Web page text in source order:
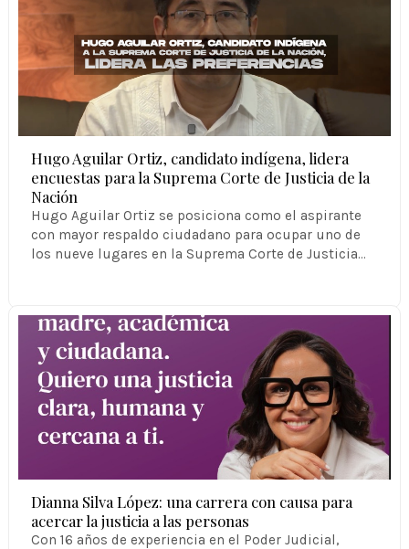
Hugo Aguilar Ortiz, candidato indígena, lidera
encuestas para la Suprema Corte de Justicia de la
Nación
Hugo Aguilar Ortiz se posiciona como el aspirante
con mayor respaldo ciudadano para ocupar uno de
los nueve lugares en la Suprema Corte de Justicia…
Dianna Silva López: una carrera con causa para
acercar la justicia a las personas
Con 16 años de experiencia en el Poder Judicial,